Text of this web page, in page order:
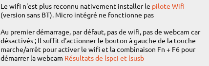
Le wifi n'est plus reconnu nativement installer le pilote Wifi
(version sans BT). Micro intégré ne fonctionne pas
Au premier démarrage, par défaut, pas de wifi, pas de webcam car
désactivés ; Il suffit d'actionner le bouton à gauche de la touche
marche/arrêt pour activer le wifi et la combinaison Fn + F6 pour
démarrer la webcam Résultats de lspci et lsusb